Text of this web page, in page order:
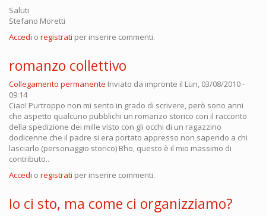
Saluti
Stefano Moretti
Accedi o registrati per inserire commenti.
romanzo collettivo
Collegamento permanente Inviato da impronte il Lun, 03/08/2010 -
09:14
Ciao! Purtroppo non mi sento in grado di scrivere, però sono anni
che aspetto qualcuno pubblichi un romanzo storico con il racconto
della spedizione dei mille visto con gli occhi di un ragazzino
dodicenne che il padre si era portato appresso non sapendo a chi
lasciarlo (personaggio storico) Bho, questo è il mio massimo di
contributo..
Accedi o registrati per inserire commenti.
Io ci sto, ma come ci organizziamo?